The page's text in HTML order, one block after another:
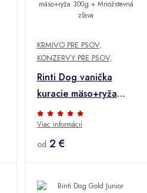
KRMIVO PRE PSOV,
KONZERVY PRE PSOV,
Rinti Dog vanička
kuracie mäso+ryža
300g + Množstevná
zľava
Viac informácií
od 2 €